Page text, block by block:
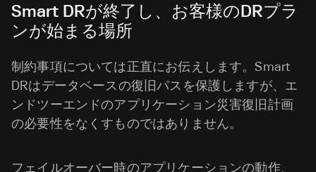
Smart DRが終了し、お客様のDRプラ
ンが始まる場所
制約事項については正直にお伝えします。Smart
DRはデータベースの復旧パスを保護しますが、エ
ンドツーエンドのアプリケーション災害復旧計画
の必要性をなくすものではありません。
フェイルオーバー時のアプリケーションの動作、